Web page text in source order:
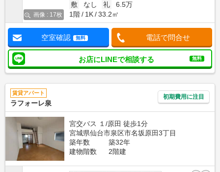
画像 : 17枚
敷
なし 礼
6.5万
1階
1K 33.2㎡
空室確認 無料 電話で問合せ
お店にLINEで相談する 無料
賃貸アパート
ラフォーレ泉
初期費用に注目
宮交バス １/原田 徒歩1分
宮城県仙台市泉区市名坂原田3丁目
築年数
築32年
建物階数
2階建